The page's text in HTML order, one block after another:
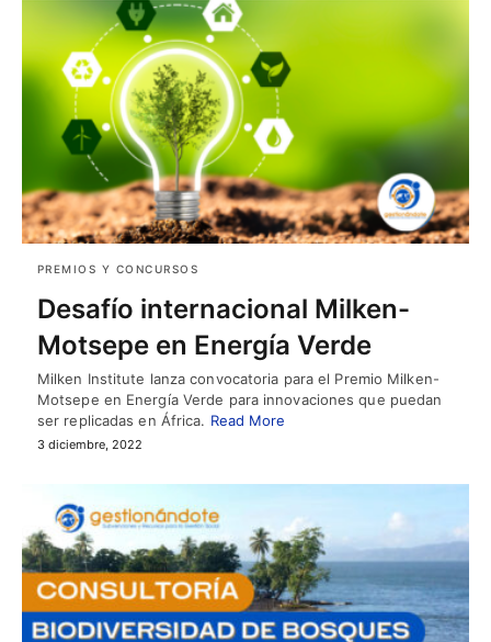
PREMIOS Y CONCURSOS
Desafío internacional Milken-
Motsepe en Energía Verde
Milken Institute lanza convocatoria para el Premio Milken-
Motsepe en Energía Verde para innovaciones que puedan
ser replicadas en África. Read More
3 diciembre, 2022